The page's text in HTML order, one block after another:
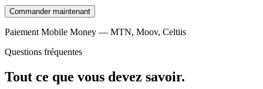
Commander maintenant
Paiement Mobile Money — MTN, Moov, Celtiis
Questions fréquentes
Tout ce que vous devez savoir.